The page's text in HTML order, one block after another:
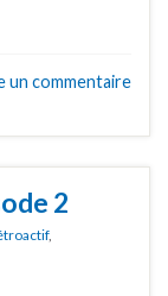
un commentaire
2
,